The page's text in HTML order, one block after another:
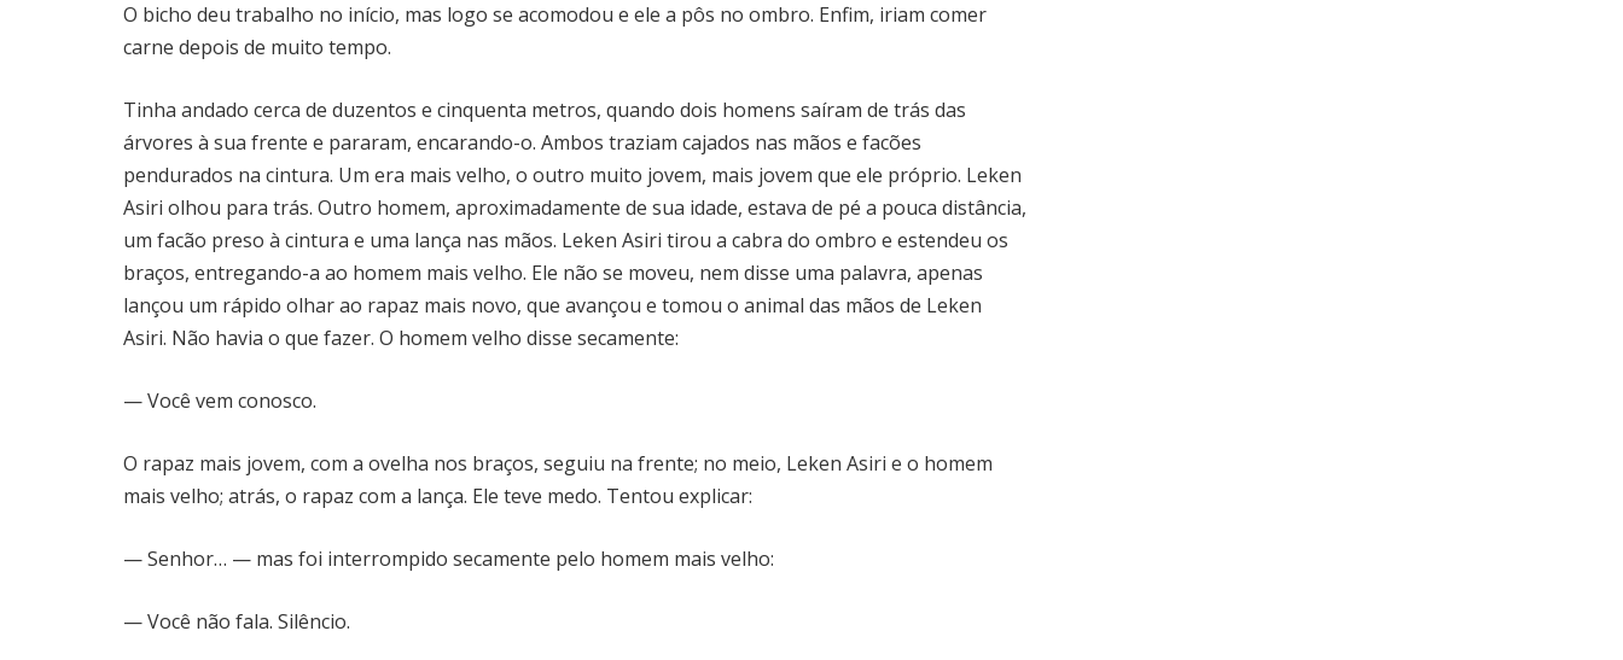
O bicho deu trabalho no início, mas logo se acomodou e ele a pôs no ombro. Enfim, iriam comer
carne depois de muito tempo.
Tinha andado cerca de duzentos e cinquenta metros, quando dois homens saíram de trás das
árvores à sua frente e pararam, encarando-o. Ambos traziam cajados nas mãos e facões
pendurados na cintura. Um era mais velho, o outro muito jovem, mais jovem que ele próprio. Leken
Asiri olhou para trás. Outro homem, aproximadamente de sua idade, estava de pé a pouca distância,
um facão preso à cintura e uma lança nas mãos. Leken Asiri tirou a cabra do ombro e estendeu os
braços, entregando-a ao homem mais velho. Ele não se moveu, nem disse uma palavra, apenas
lançou um rápido olhar ao rapaz mais novo, que avançou e tomou o animal das mãos de Leken
Asiri. Não havia o que fazer. O homem velho disse secamente:
— Você vem conosco.
O rapaz mais jovem, com a ovelha nos braços, seguiu na frente; no meio, Leken Asiri e o homem
mais velho; atrás, o rapaz com a lança. Ele teve medo. Tentou explicar:
— Senhor… — mas foi interrompido secamente pelo homem mais velho:
— Você não fala. Silêncio.